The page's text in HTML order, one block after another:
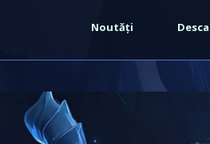
: strpos() expects at
Noutăți